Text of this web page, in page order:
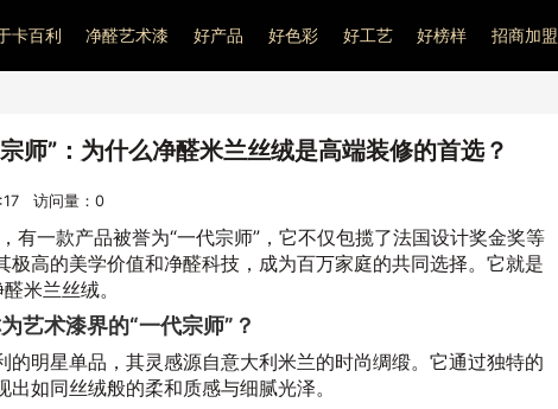
卡百利 净醛艺术漆 好产品 好色彩 好工艺 好榜样 招商加盟
师”：为什么净醛米兰丝绒是高端装修的首选？
访问量： 0
有一款产品被誉为“一代宗师”，它不仅包揽了法国设计奖金奖等
极高的美学价值和净醛科技，成为百万家庭的共同选择。它就是
米兰丝绒。
艺术漆界的“一代宗师”？
的明星单品，其灵感源自意大利米兰的时尚绸缎。它通过独特的
如同丝绒般的柔和质感与细腻光泽。